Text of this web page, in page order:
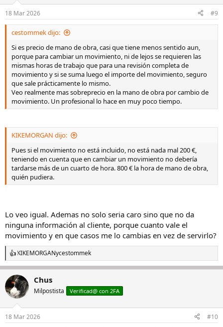
18 Mar 2026 #9
cestommek dijo:
Si es precio de mano de obra, casi que tiene menos sentido aun,
porque para cambiar un movimiento, ni de lejos se requieren las
mismas horas de trabajo que para una revisión completa de
movimiento y si se suma luego el importe del movimiento, seguro
que sale prácticamente lo mismo.
Veo realmente mas sobreprecio en la mano de obra por cambio de
movimiento. Un profesional lo hace en muy poco tiempo.
KIKEMORGAN dijo:
Pues si el movimiento no está incluido, no está nada mal 200 €,
teniendo en cuenta que en cambiar un movimiento no debería
tardarse más de un cuarto de hora. 800 € la hora de mano de obra,
quién pudiera.
Lo veo igual. Ademas no solo seria caro sino que no da
ninguna información al cliente, porque cuanto vale el
movimiento y en que casos me lo cambias en vez de servirlo?
R
e
c
c
i
e
KIKEMORGANycestommek
Chus
Milpostista Verificad@ con 2FA
18 Mar 2026 #10